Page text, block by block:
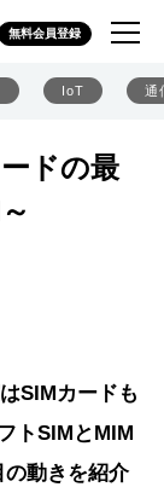
無料会員登録
IoT 通
ドの最
SIMカードも
トSIMとMIM
の動きを紹介